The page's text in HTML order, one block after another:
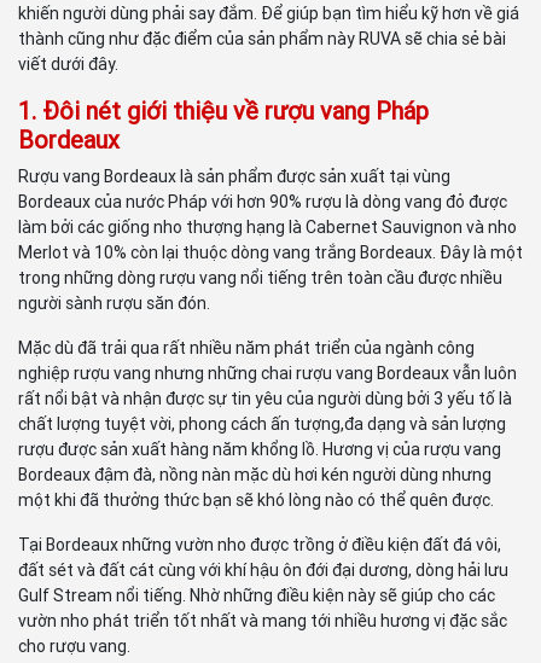
khiến người dùng phải say đắm. Để giúp bạn tìm hiểu kỹ hơn về giá
thành cũng như đặc điểm của sản phẩm này RUVA sẽ chia sẻ bài
viết dưới đây.
1. Đôi nét giới thiệu về rượu vang Pháp
Bordeaux
Rượu vang Bordeaux là sản phẩm được sản xuất tại vùng
Bordeaux của nước Pháp với hơn 90% rượu là dòng vang đỏ được
làm bởi các giống nho thượng hạng là Cabernet Sauvignon và nho
Merlot và 10% còn lại thuộc dòng vang trắng Bordeaux. Đây là một
trong những dòng rượu vang nổi tiếng trên toàn cầu được nhiều
người sành rượu săn đón.
Mặc dù đã trải qua rất nhiều năm phát triển của ngành công
nghiệp rượu vang nhưng những chai rượu vang Bordeaux vẫn luôn
rất nổi bật và nhận được sự tin yêu của người dùng bởi 3 yếu tố là
chất lượng tuyệt vời, phong cách ấn tượng,đa dạng và sản lượng
rượu được sản xuất hàng năm khổng lồ. Hương vị của rượu vang
Bordeaux đậm đà, nồng nàn mặc dù hơi kén người dùng nhưng
một khi đã thưởng thức bạn sẽ khó lòng nào có thể quên được.
Tại Bordeaux những vườn nho được trồng ở điều kiện đất đá vôi,
đất sét và đất cát cùng với khí hậu ôn đới đại dương, dòng hải lưu
Gulf Stream nổi tiếng. Nhờ những điều kiện này sẽ giúp cho các
vườn nho phát triển tốt nhất và mang tới nhiều hương vị đặc sắc
cho rượu vang.